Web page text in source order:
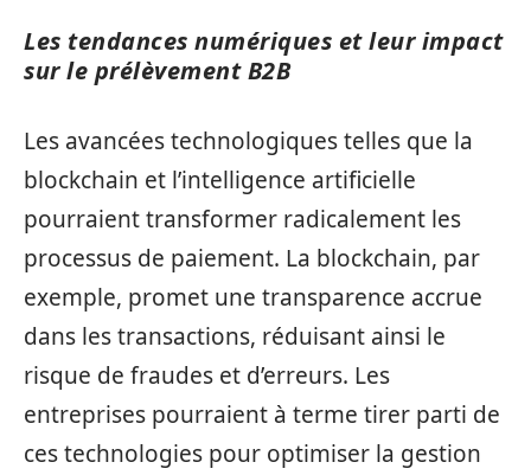
Les tendances numériques et leur impact
sur le prélèvement B2B
Les avancées technologiques telles que la
blockchain et l’intelligence artificielle
pourraient transformer radicalement les
processus de paiement. La blockchain, par
exemple, promet une transparence accrue
dans les transactions, réduisant ainsi le
risque de fraudes et d’erreurs. Les
entreprises pourraient à terme tirer parti de
ces technologies pour optimiser la gestion